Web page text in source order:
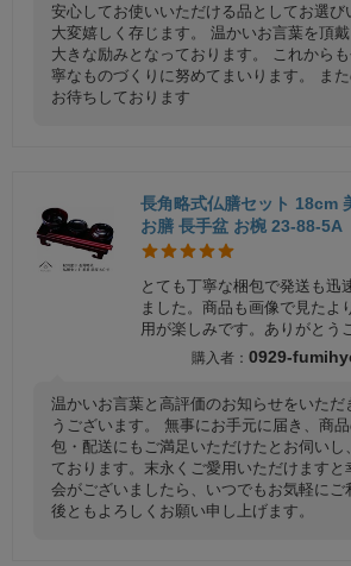
安心してお使いいただける品としてお選び
大変嬉しく存じます。 温かいお言葉を頂
大きな励みとなっております。 これから
寧なものづくりに努めてまいります。 ま
お待ちしております
長角略式仏膳セット 18cm
お膳 長手盆 お椀 23-88-5A
とても丁寧な梱包で発送も迅
ました。商品も画像で見たよ
用が楽しみです。ありがとう
0929-
温かいお言葉と高評価のお知らせをいただ
うございます。 無事にお手元に届き、商
包・配送にもご満足いただけたとお伺いし
ております。末永くご愛用いただけます
会がございましたら、いつでもお気軽にご
後ともよろしくお願い申し上げます。